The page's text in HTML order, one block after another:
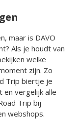
maar is DAVO
Als je houdt van
welke
zijn. Zo
Trip biertje je
en vergelijk alle
Trip bij
webshops.